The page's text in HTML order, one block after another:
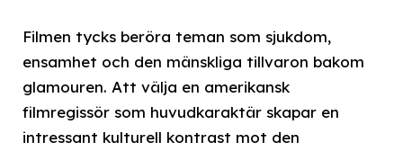
Filmen tycks beröra teman som sjukdom,
ensamhet och den mänskliga tillvaron bakom
glamouren. Att välja en amerikansk
filmregissör som huvudkaraktär skapar en
intressant kulturell kontrast mot den